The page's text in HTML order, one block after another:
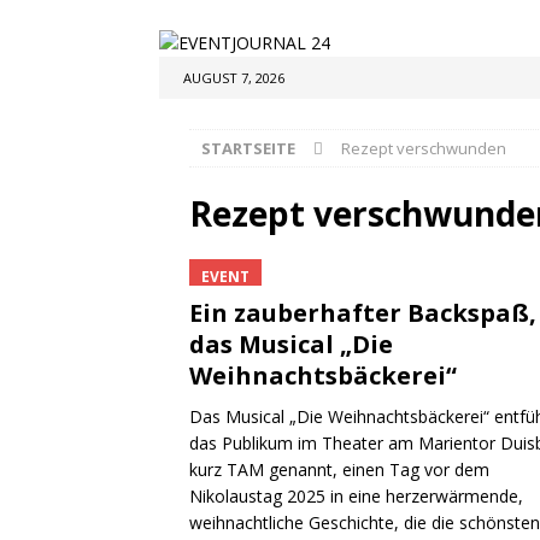
AUGUST 7, 2026
STARTSEITE Rezept verschwunden
Rezept
EVENT
Ein zauberhafter Backspaß,
das Musical „Die
Weihnachtsbäckerei“
Das Musical „Die Weihnachtsbäckerei“
das Publikum im Theater am Marientor
kurz TAM genannt, einen Tag vor dem
Nikolaustag 2025 in eine herzerwärmende,
weihnachtliche Geschichte, die die schönsten